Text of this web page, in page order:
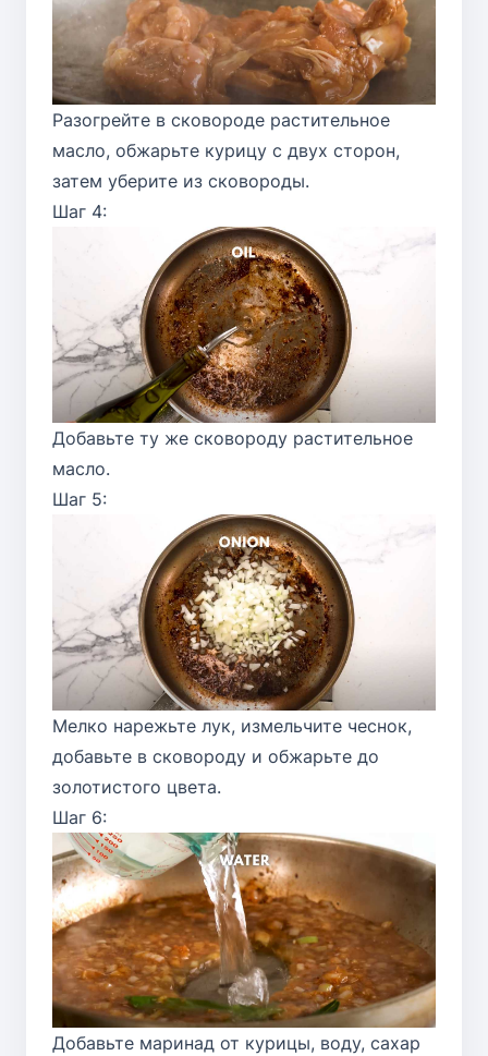
Разогрейте в сковороде растительное
масло, обжарьте курицу с двух сторон,
затем уберите из сковороды.
Шаг 4:
Добавьте ту же сковороду растительное
масло.
Шаг 5:
Мелко нарежьте лук, измельчите чеснок,
добавьте в сковороду и обжарьте до
золотистого цвета.
Шаг 6:
Добавьте маринад от курицы, воду, сахар